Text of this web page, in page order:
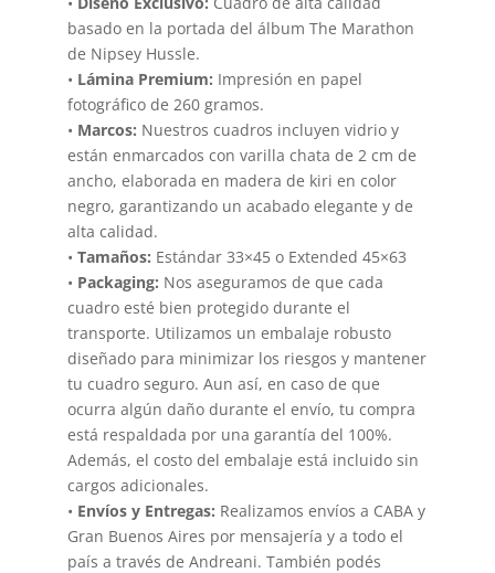
basado en la portada del álbum The Marathon
de Nipsey Hussle.
• Lámina Premium: Impresión en papel
fotográfico de 260 gramos.
• Marcos: Nuestros cuadros incluyen vidrio y
están enmarcados con varilla chata de 2 cm de
ancho, elaborada en madera de kiri en color
negro, garantizando un acabado elegante y de
alta calidad.
• Tamaños: Estándar 33×45 o Extended 45×63
• Packaging: Nos aseguramos de que cada
cuadro esté bien protegido durante el
transporte. Utilizamos un embalaje robusto
diseñado para minimizar los riesgos y mantener
tu cuadro seguro. Aun así, en caso de que
ocurra algún daño durante el envío, tu compra
está respaldada por una garantía del 100%.
Además, el costo del embalaje está incluido sin
cargos adicionales.
• Envíos y Entregas: Realizamos envíos a CABA y
Gran Buenos Aires por mensajería y a todo el
país a través de Andreani. También podés